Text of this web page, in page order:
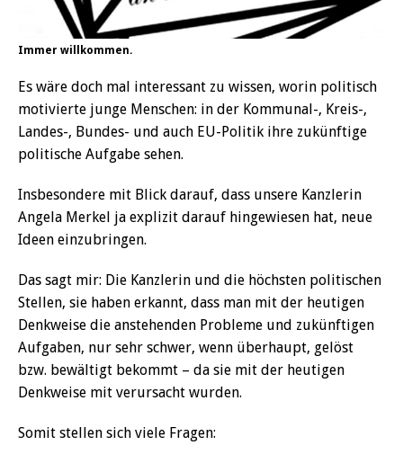
Immer willkommen.
Es wäre doch mal interessant zu wissen, worin politisch
motivierte junge Menschen: in der Kommunal-, Kreis-,
Landes-, Bundes- und auch EU-Politik ihre zukünftige
politische Aufgabe sehen.
Insbesondere mit Blick darauf, dass unsere Kanzlerin
Angela Merkel ja explizit darauf hingewiesen hat, neue
Ideen einzubringen.
Das sagt mir: Die Kanzlerin und die höchsten politischen
Stellen, sie haben erkannt, dass man mit der heutigen
Denkweise die anstehenden Probleme und zukünftigen
Aufgaben, nur sehr schwer, wenn überhaupt, gelöst
bzw. bewältigt bekommt – da sie mit der heutigen
Denkweise mit verursacht wurden.
Somit stellen sich viele Fragen: